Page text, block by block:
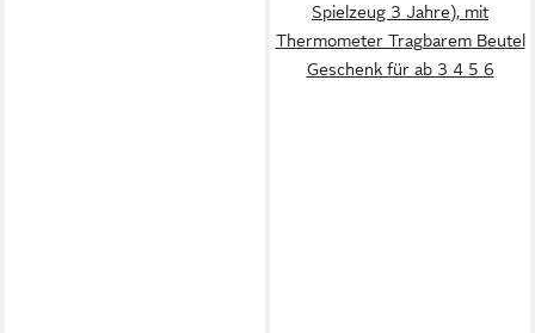
Spielzeug 3 Jahre), mit
Thermometer Tragbarem Beutel
Geschenk für ab 3 4 5 6